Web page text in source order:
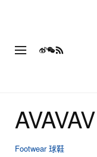
AVAVAV
Footwear 球鞋